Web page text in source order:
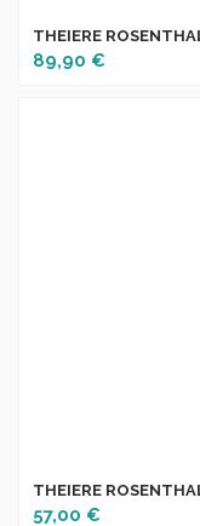
THEIERE
89,90 €
THEIERE
57,00 €